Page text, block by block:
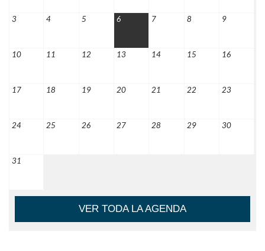
3 4 5 6 7 8 9
10 11 12 13 14 15 16
17 18 19 20 21 22 23
24 25 26 27 28 29 30
31
VER TODA LA AGENDA